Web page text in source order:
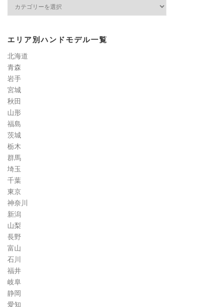
定
コ
ラ
ム
エリア別ハンドモデル一覧
北海道
青森
岩手
宮城
秋田
山形
福島
茨城
栃木
群馬
埼玉
千葉
東京
神奈川
新潟
山梨
長野
富山
石川
福井
岐阜
静岡
愛知